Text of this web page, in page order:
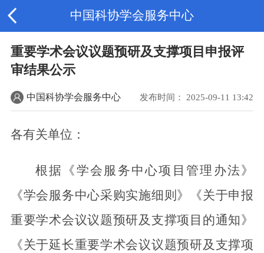
中国科协学会服务中心
重要学术会议议题预研及支撑项目申报评
审结果公示
中国科协学会服务中心 发布时间： 2025-09-11 13:42
各有关单位：
根据《学会服务中心项目管理办法》
《学会服务中心采购实施细则》《关于申报
重要学术会议议题预研及支撑项目的通知》
《关于延长重要学术会议议题预研及支撑项